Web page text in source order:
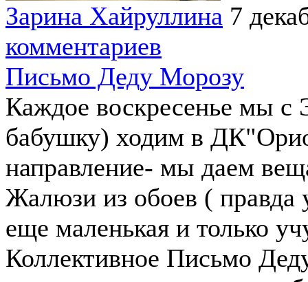
Зарина Хайруллина 7
комментариев
Письмо Деду Морозу
Каждое воскресенье мы с
бабушку) ходим в
направление- мы даем
Жалюзи из обоев ( правда
еще маленькая и только
Коллективное Письмо